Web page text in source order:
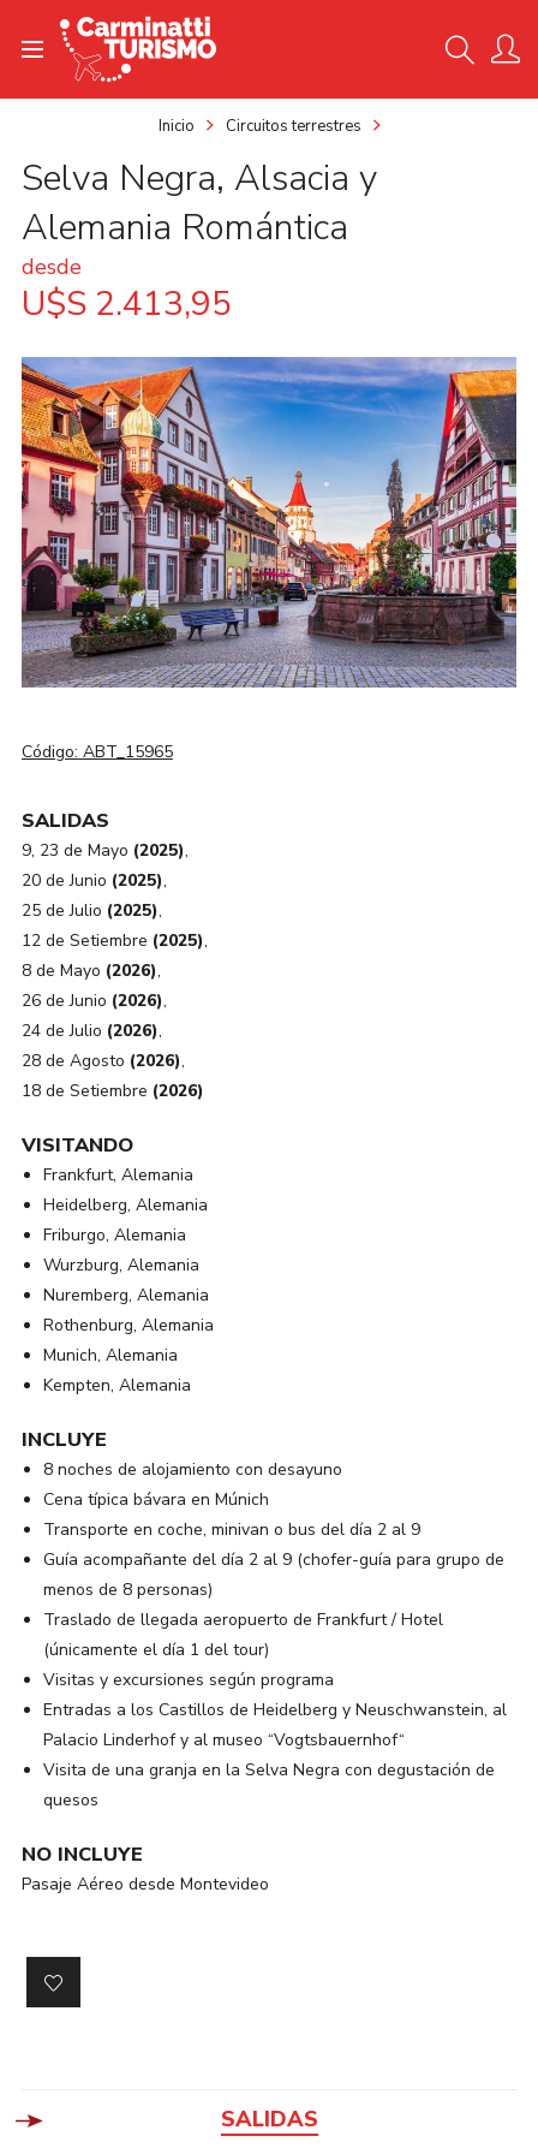
Inicio Circuitos terrestres
Selva Negra, Alsacia y
Alemania Romántica
desde
U$S 2.413,95
Código: ABT_15965
SALIDAS
9, 23 de Mayo (2025),
20 de Junio (2025),
25 de Julio (2025),
12 de Setiembre (2025),
8 de Mayo (2026),
26 de Junio (2026),
24 de Julio (2026),
28 de Agosto (2026),
18 de Setiembre (2026)
VISITANDO
Frankfurt, Alemania
Heidelberg, Alemania
Friburgo, Alemania
Wurzburg, Alemania
Nuremberg, Alemania
Rothenburg, Alemania
Munich, Alemania
Kempten, Alemania
INCLUYE
8 noches de alojamiento con desayuno
Cena típica bávara en Múnich
Transporte en coche, minivan o bus del día 2 al 9
Guía acompañante del día 2 al 9 (chofer-guía para grupo de
menos de 8 personas)
Traslado de llegada aeropuerto de Frankfurt / Hotel
(únicamente el día 1 del tour)
Visitas y excursiones según programa
Entradas a los Castillos de Heidelberg y Neuschwanstein, al
Palacio Linderhof y al museo “Vogtsbauernhof“
Visita de una granja en la Selva Negra con degustación de
quesos
NO INCLUYE
Pasaje Aéreo desde Montevideo
SALIDAS